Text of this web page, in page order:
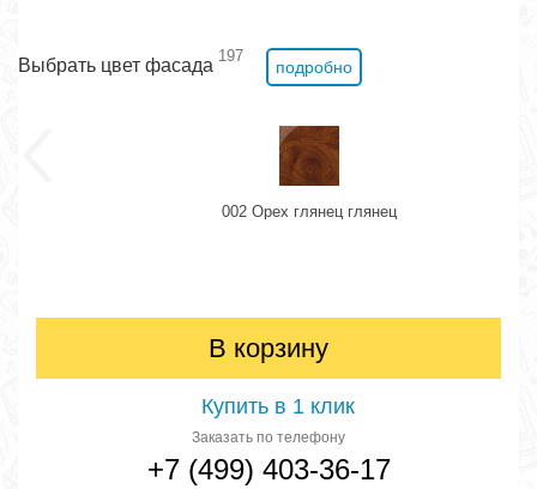
Выбрать цвет фасада 197
подробно
002 Орех глянец глянец
В корзину
Купить в 1 клик
Заказать по телефону
+7 (499) 403-36-17